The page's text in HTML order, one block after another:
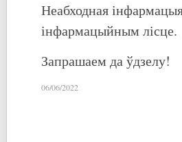
Неабходная
інфармацыйным лісце.
Запрашаем да ўдзелу!
06/06/2022